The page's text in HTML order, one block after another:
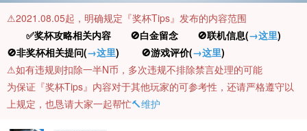
⚠️2021.08.05起，明确规定『奖杯Tips』发布的内容范围
✅奖杯攻略相关内容 🚫白金留念 🚫联机信息(→这里)
🚫非奖杯相关提问(→这里) 🚫游戏评价(→这里)
⚠️如有违规则扣除一半N币，多次违规不排除禁言处理的可能
为保证『奖杯Tips』内容对于其他玩家的可参考性，还请严格遵守以
上规定，也恳请大家一起帮忙🔨维护